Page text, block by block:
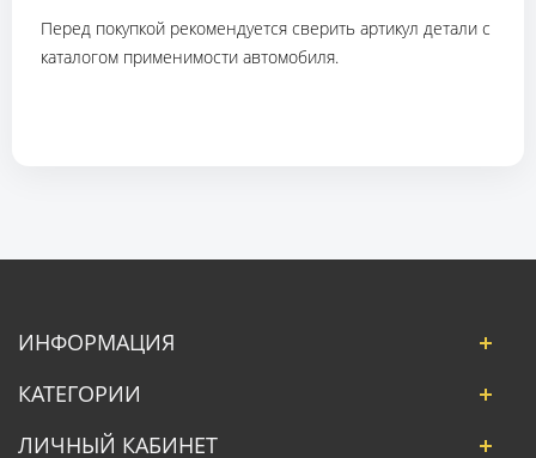
Перед покупкой рекомендуется сверить артикул детали с
каталогом применимости автомобиля.
ИНФОРМАЦИЯ
КАТЕГОРИИ
ЛИЧНЫЙ КАБИНЕТ